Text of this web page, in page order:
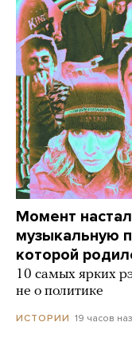
Момент
музыкальную
которой
10 самых ярких
не о политике
ИСТОРИИ 19 часов